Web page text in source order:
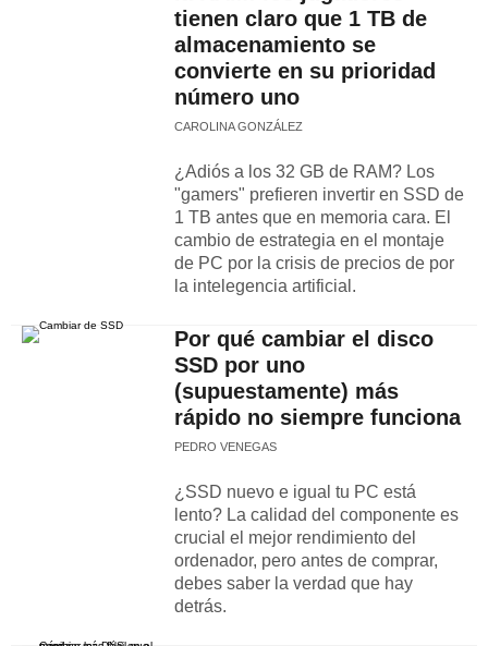
tienen claro que 1 TB de
almacenamiento se
convierte en su prioridad
número uno
CAROLINA GONZÁLEZ
¿Adiós a los 32 GB de RAM? Los
"gamers" prefieren invertir en SSD de
1 TB antes que en memoria cara. El
cambio de estrategia en el montaje
de PC por la crisis de precios de por
la intelegencia artificial.
Por qué cambiar el disco
SSD por uno
(supuestamente) más
rápido no siempre funciona
PEDRO VENEGAS
¿SSD nuevo e igual tu PC está
lento? La calidad del componente es
crucial el mejor rendimiento del
ordenador, pero antes de comprar,
debes saber la verdad que hay
detrás.